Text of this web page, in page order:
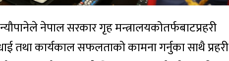
नेपाल सरकार गृह मन्त्रालयकोतर्फबाटप्रहरी
तथा कार्यकाल सफलताको कामना गर्नुका साथै प्रहरी